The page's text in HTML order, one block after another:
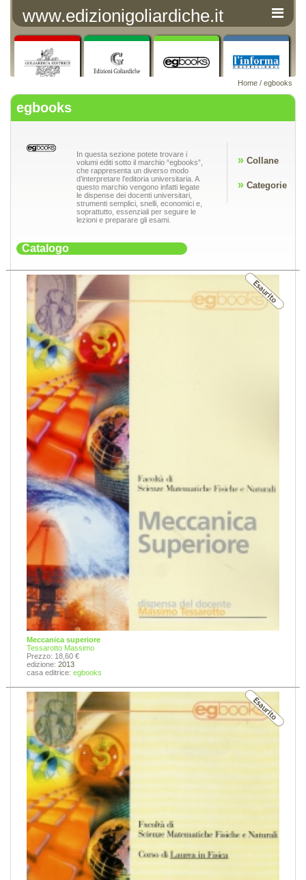
www.edizionigoliardiche.it
Home / egbooks
egbooks
In questa sezione potete trovare i
volumi editi sotto il marchio “egbooks”,
che rappresenta un diverso modo
d’interpretare l’editoria universitaria. A
questo marchio vengono infatti legate
le dispense dei docenti universitari,
strumenti semplici, snelli, economici e,
soprattutto, essenziali per seguire le
lezioni e preparare gli esami.
»Collane
»Categorie
Catalogo
Meccanica superiore
Tessarotto Massimo
Prezzo: 18,60 €
edizione: 2013
casa editrice: egbooks